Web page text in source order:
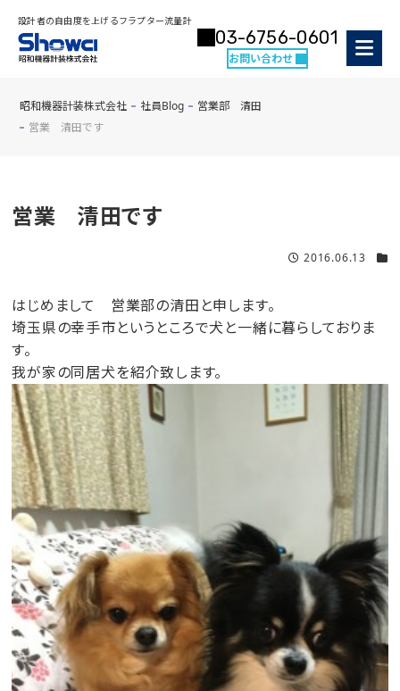
設計者の自由度を上げるフラプター流量計
03-6756-0601
お問い合わせ
昭和機器計装株式会社 社員Blog
営業部 清田
営業 清田です
営業 清田です
2016.06.13
はじめまして 営業部の清田と申します。
埼玉県の幸手市というところで犬と一緒に暮らしておりま
す。
我が家の同居犬を紹介致します。